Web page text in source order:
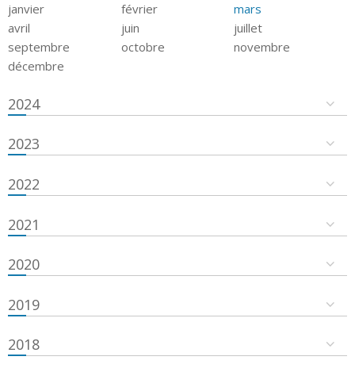
janvier février
mars
avril
juin
juillet
septembre
octobre
novembre
décembre
2024
2023
2022
2021
2020
2019
2018